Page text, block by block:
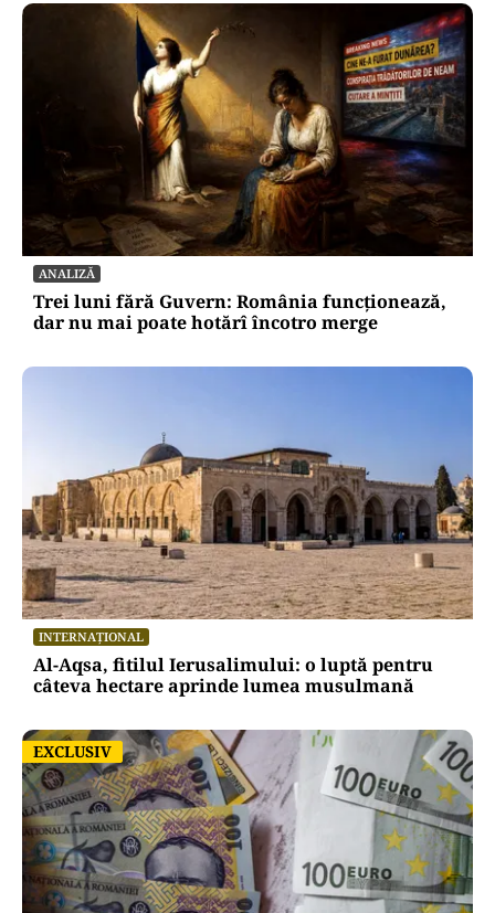
ANALIZĂ
Trei luni fără Guvern: România funcționează,
dar nu mai poate hotărî încotro merge
INTERNAȚIONAL
Al-Aqsa, fitilul Ierusalimului: o luptă pentru
câteva hectare aprinde lumea musulmană
EXCLUSIV
EXCLUSIV